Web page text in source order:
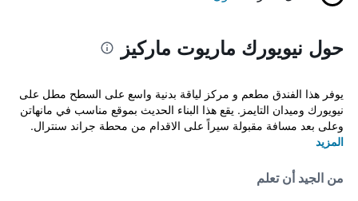
حول نيويورك ماريوت ماركيز
يوفر هذا الفندق مطعم و مركز لياقة بدنية واسع على السطح مطل على
نيويورك وميدان التايمز. يقع هذا البناء الحديث بموقع مناسب في مانهاتن
وعلى بعد مسافة مقبولة سيراً على الاقدام من محطة جراند سنترال.
المزيد
من الجيد أن تعلم